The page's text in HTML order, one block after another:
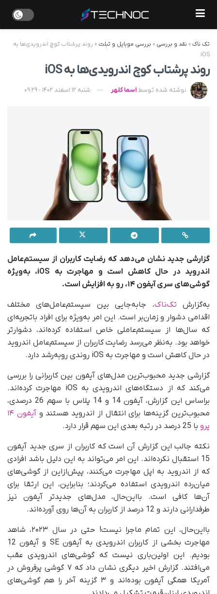
تک ناک» نقد و بررسی » بررسی موبایل و تبلت » روند پرشتاب کوچ اندرویدی‌ها به
iOS
روند پرشتاب کوچ اندرویدی‌ها به iOS
نوشته شده توسط اسما کلهر شنبه 12 اسفند 1402 - 09:29
گزارشی جدید نشان می‌دهد که رضایت کاربران از سیستم‌عامل
اندروید در حال کاهش است و مهاجرت به iOS، به‌ویژه
گوشی‌های سری آیفون ۱۴، رو به افزایش است.
به‌گزارش تک‌ناک، جابه‌جایی بین سیستم‌عامل‌های مختلف
اقدامی دشوار و زمان‌بر است. این امر به‌ویژه برای افراد باتجربه‌ای
که سال‌ها از سیستم‌عاملی خاص استفاده کرده‌اند، دشوارتر
خواهد بود. به‌نظر می‌رسد رضایت کاربران از سیستم‌عامل اندروید
در حال کاهش است و مهاجرت به iOS روندی رو‌به‌رشد دارد.
گزارشی جدید محبوب‌ترین مدل‌های آیفون بین کاربرانی را بررسی
می‌کند که از دستگاه‌های اندرویدی به iOS مهاجرت کرده‌اند.
براساس این گزارش، آیفون 14 و 14 پلاس با سهم 26 درصدی،
محبوب‌ترین گزینه‌ها برای انتقال از اندروید هستند و
آیفون ۱۴
پرو با 25 درصد در رتبه‌ بعدی این سهم قرار دارد.
نکته‌ جالب این گزارش آن است که کاربران از سری جدید آیفون
15 استقبال نکرده‌اند. این امر می‌تواند به این دلیل باشد افرادی
که از اندروید به اپل مهاجرت می‌کنند، پیش‌از‌این از گوشی‌های
میان‌رده اندرویدی استفاده می‌کردند؛ بنابراین، این ارتقا برای
آن‌ها کافی است. بااین‌حال، مدل‌های جدیدتر آیفون نیز
طرفدارانی دارند و 12 درصد از کاربران به آن‌ها روی آورده‌اند.
بااین‌حال، این تمام ماجرا نیست! حتی در سال ۲۰۲۳، شاهد
مهاجرت بخشی از کاربران اندرویدی به آیفون SE و آیفون 12
بودیم. این اولین‌باری نیست که گوشی‌های اندرویدی عقب
می‌افتند. گزارش اخیر دیگری نشان داد که ۷ گوشی پرفروش در
آمریکا همگی آیفون بوده‌اند و ۳ گزینه آخر را هم گوشی‌های